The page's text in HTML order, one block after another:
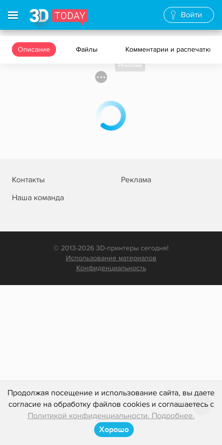
Продолжая посещение и использование сайта, вы даете
согласие на обработку файлов cookies и соглашаетесь с
Политикой конфиденциальности. Подробнее.
Хорошо
Войти
Описание Файлы Комментарии и распечатки
Реклама
Контакты
Реклама
Наша команда
© 2013-2026 3D-принтеры сегодня!
Использование материалов
Конфиденциальность